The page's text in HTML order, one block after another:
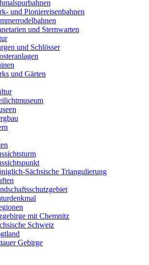
und Pioniereisenbahnen
und Sternwarten
und Schlösser
und Gärten
Sächsische Triangulierung
mit Chemnitz
Schweiz
Gebirge